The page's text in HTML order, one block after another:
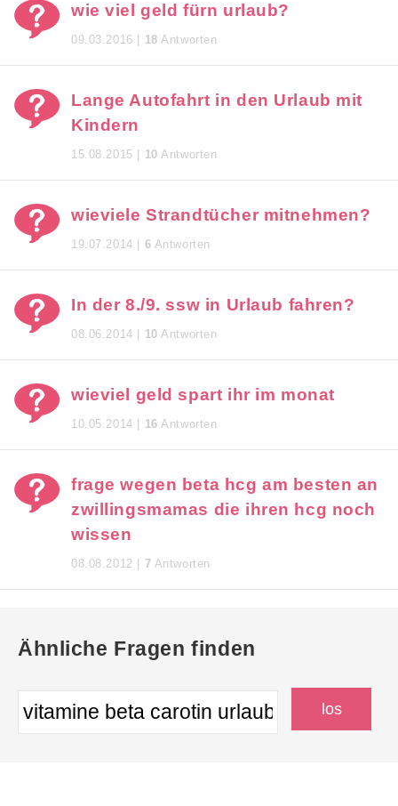
wie viel geld fürn urlaub?
09.03.2016 | 18 Antworten
Lange Autofahrt in den Urlaub mit
Kindern
15.08.2015 | 10 Antworten
wieviele Strandtücher mitnehmen?
19.07.2014 | 6 Antworten
In der 8./9. ssw in Urlaub fahren?
08.06.2014 | 10 Antworten
wieviel geld spart ihr im monat
10.05.2014 | 16 Antworten
frage wegen beta hcg am besten an
zwillingsmamas die ihren hcg noch
wissen
08.08.2012 | 7 Antworten
Ähnliche Fragen finden